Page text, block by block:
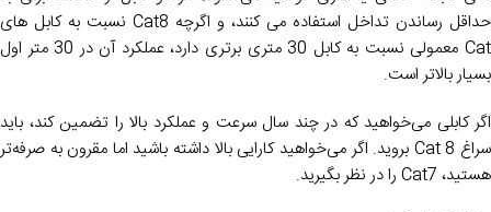
حداقل رساندن تداخل استفاده می کنند، و اگرچه Cat8 نسبت به کابل های
Cat معمولی نسبت به کابل 30 متری برتری دارد، عملکرد آن در 30 متر اول
بسیار بالاتر است.
اگر کابلی می‌خواهید که در چند سال سرعت و عملکرد بالا را تضمین کند، باید
سراغ Cat 8 بروید. اگر می‌خواهید کارایی بالا داشته باشید اما مقرون به صرفه‌تر
هستید، Cat7 را در نظر بگیرید.